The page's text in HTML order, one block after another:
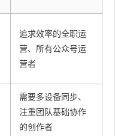
追求效率的全职运
营、所有公众号运
营者
需要多设备同步、
注重团队基础协作
的创作者